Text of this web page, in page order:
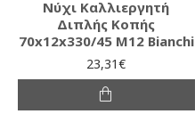
Νύχι Καλλιεργητή
Διπλής Κοπής
70x12x330/45 M12 Bianchi
23,31€